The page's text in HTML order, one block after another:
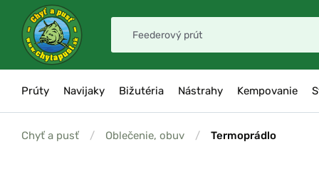
Prúty Navijaky Bižutéria Nástrahy Kempovanie
Chyť a pusť / Oblečenie, obuv / Termoprádlo